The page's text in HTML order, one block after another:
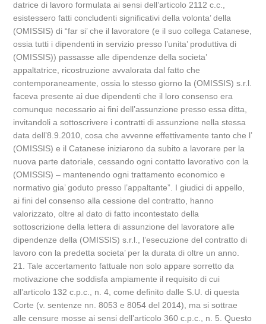
datrice di lavoro formulata ai sensi dell’articolo 2112 c.c.,
esistessero fatti concludenti significativi della volonta’ della
(OMISSIS) di “far si’ che il lavoratore (e il suo collega Catanese,
ossia tutti i dipendenti in servizio presso l’unita’ produttiva di
(OMISSIS)) passasse alle dipendenze della societa’
appaltatrice, ricostruzione avvalorata dal fatto che
contemporaneamente, ossia lo stesso giorno la (OMISSIS) s.r.l.
faceva presente ai due dipendenti che il loro consenso era
comunque necessario ai fini dell’assunzione presso essa ditta,
invitandoli a sottoscrivere i contratti di assunzione nella stessa
data dell’8.9.2010, cosa che avvenne effettivamente tanto che l’
(OMISSIS) e il Catanese iniziarono da subito a lavorare per la
nuova parte datoriale, cessando ogni contatto lavorativo con la
(OMISSIS) – mantenendo ogni trattamento economico e
normativo gia’ goduto presso l’appaltante”. I giudici di appello,
ai fini del consenso alla cessione del contratto, hanno
valorizzato, oltre al dato di fatto incontestato della
sottoscrizione della lettera di assunzione del lavoratore alle
dipendenze della (OMISSIS) s.r.l., l’esecuzione del contratto di
lavoro con la predetta societa’ per la durata di oltre un anno.
21. Tale accertamento fattuale non solo appare sorretto da
motivazione che soddisfa ampiamente il requisito di cui
all’articolo 132 c.p.c., n. 4, come definito dalle S.U. di questa
Corte (v. sentenze nn. 8053 e 8054 del 2014), ma si sottrae
alle censure mosse ai sensi dell’articolo 360 c.p.c., n. 5. Questo